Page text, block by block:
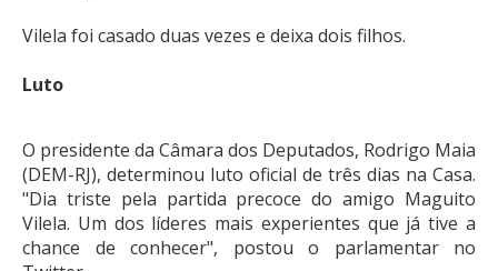
Vilela foi casado duas vezes e deixa dois filhos.
Luto
O presidente da Câmara dos Deputados, Rodrigo Maia
(DEM-RJ), determinou luto oficial de três dias na Casa.
"Dia triste pela partida precoce do amigo Maguito
Vilela. Um dos líderes mais experientes que já tive a
chance de conhecer", postou o parlamentar no